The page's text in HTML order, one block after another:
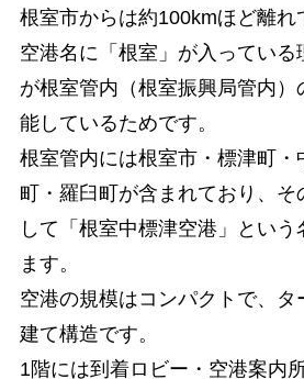
根室市からは約100kmほど離れ
空港名に「根室」が入っている
が根室管内（根室振興局管内）
能しているためです。
根室管内には根室市・標津町・
町・羅臼町が含まれており、そ
して「根室中標津空港」とい
ます。
空港の規模はコンパクトで、
建て構造です。
1階には到着ロビー・空港案内